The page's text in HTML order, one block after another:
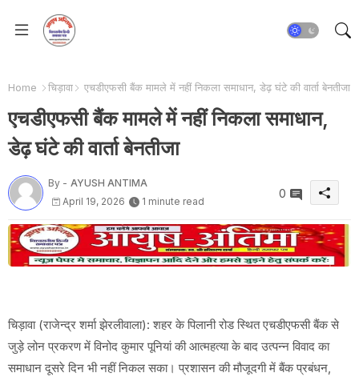
Home चिड़ावा एचडीएफसी बैंक मामले में नहीं निकला समाधान, डेढ़ घंटे की वार्ता बेनतीजा
एचडीएफसी बैंक मामले में नहीं निकला समाधान,
डेढ़ घंटे की वार्ता बेनतीजा
By - AYUSH ANTIMA
April 19, 2026
1 minute read
0
चिड़ावा (राजेन्द्र शर्मा झेरलीवाला): शहर के पिलानी रोड स्थित एचडीएफसी बैंक से
जुड़े लोन प्रकरण में विनोद कुमार पूनियां की आत्महत्या के बाद उत्पन्न विवाद का
समाधान दूसरे दिन भी नहीं निकल सका। प्रशासन की मौजूदगी में बैंक प्रबंधन,